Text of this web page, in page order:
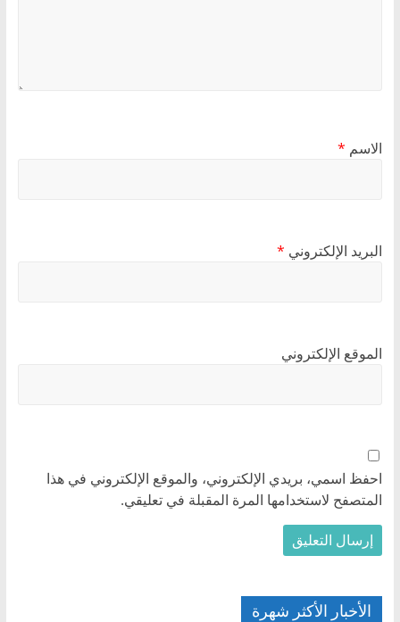
الاسم *
البريد الإلكتروني *
الموقع الإلكتروني
احفظ اسمي، بريدي الإلكتروني، والموقع الإلكتروني في هذا
المتصفح لاستخدامها المرة المقبلة في تعليقي.
الأخبار الأكثر شهرة